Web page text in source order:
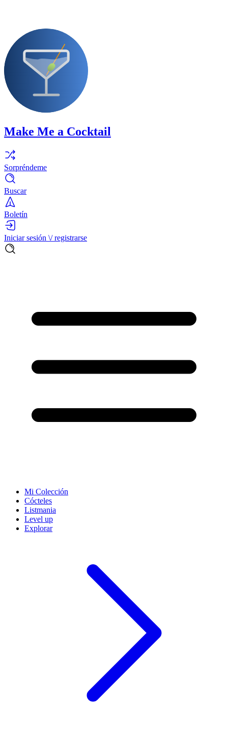
Make Me a Cocktail
Sorpréndeme
Buscar
Boletín
Iniciar sesión \/ registrarse
Mi Colección
Cócteles
Listmania
Level up
Explorar